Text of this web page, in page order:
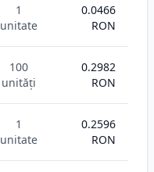
1
unitate
0.0466
RON
100
unități
0.2982
RON
1
unitate
0.2596
RON